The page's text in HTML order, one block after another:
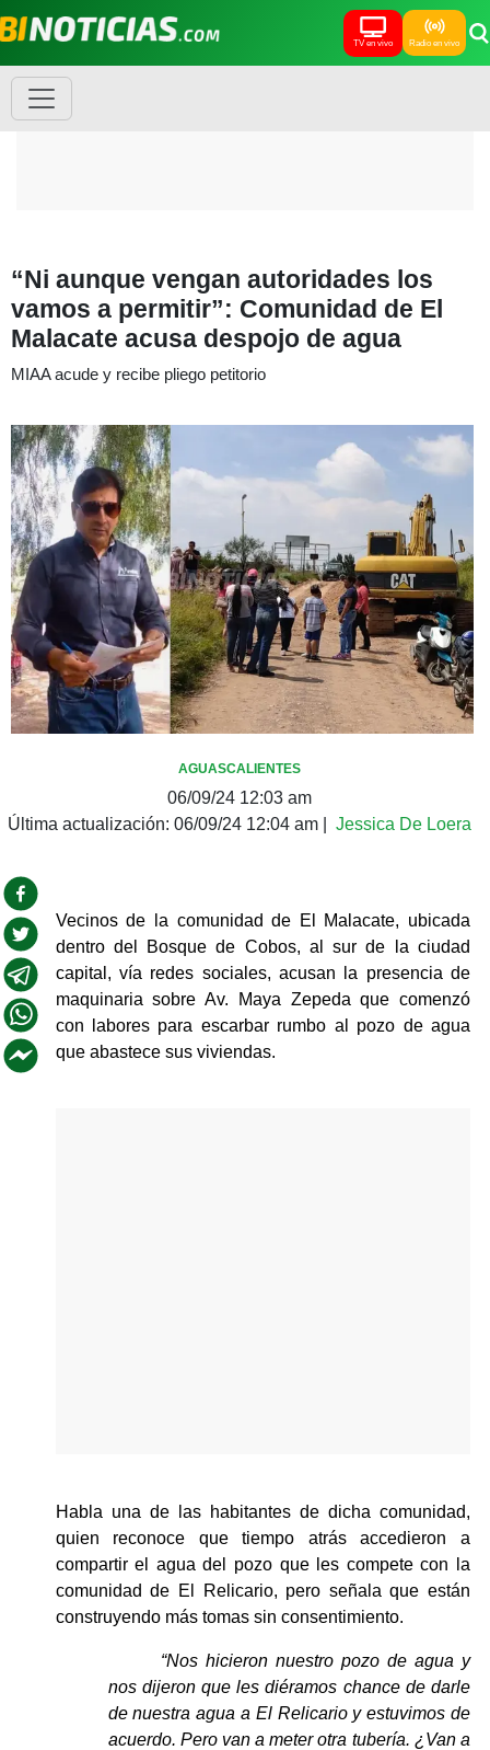
TV en vivo Radio en vivo
“Ni aunque vengan autoridades los
vamos a permitir”: Comunidad de El
Malacate acusa despojo de agua
MIAA acude y recibe pliego petitorio
AGUASCALIENTES
06/09/24 12:03 am
Última actualización: 06/09/24 12:04 am Jessica De Loera
Vecinos de la comunidad de El Malacate, ubicada
dentro del Bosque de Cobos, al sur de la ciudad
capital, vía redes sociales, acusan la presencia de
maquinaria sobre Av. Maya Zepeda que comenzó
con labores para escarbar rumbo al pozo de agua
que abastece sus viviendas.
Habla una de las habitantes de dicha comunidad,
quien reconoce que tiempo atrás accedieron a
compartir el agua del pozo que les compete con la
comunidad de El Relicario, pero señala que están
construyendo más tomas sin consentimiento.
“Nos hicieron nuestro pozo de agua y
nos dijeron que les diéramos chance de darle
de nuestra agua a El Relicario y estuvimos de
acuerdo. Pero van a meter otra tubería. ¿Van a